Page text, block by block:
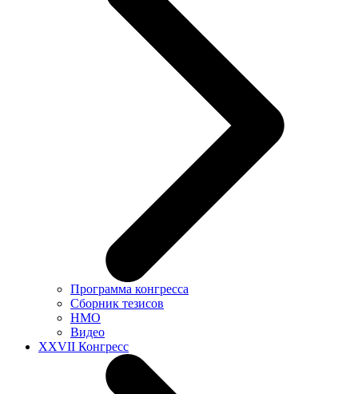
Программа конгресса
Сборник тезисов
НМО
Видео
XXVII Конгресс